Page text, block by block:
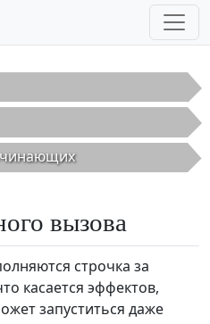
вызова
строчка за
касается эффектов,
запуститься даже